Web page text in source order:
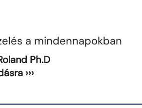
a mindennapokban
Ph.D
›››